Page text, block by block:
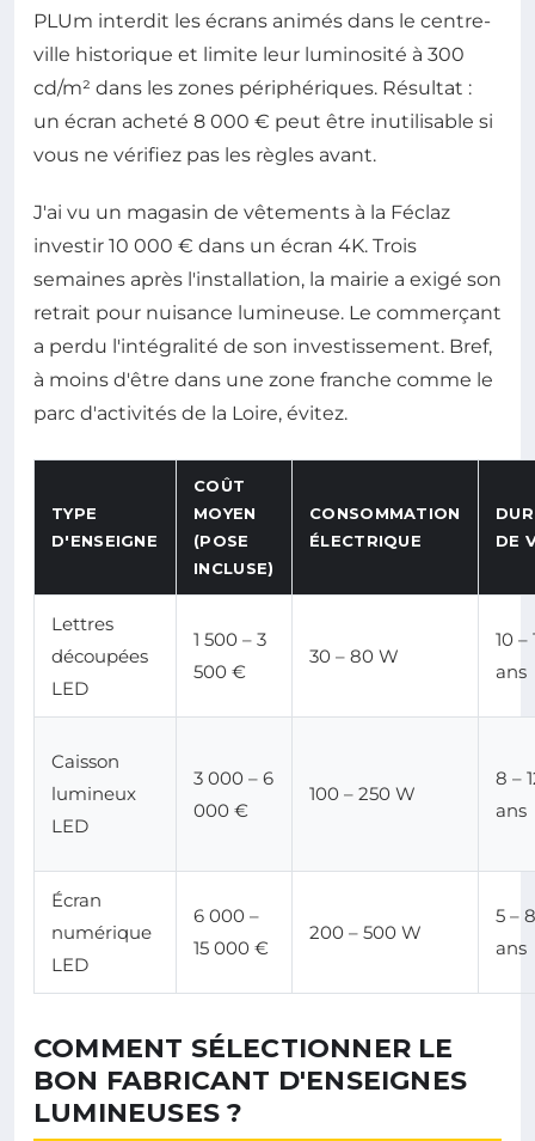
PLUm interdit les écrans animés dans le centre-
ville historique et limite leur luminosité à 300
cd/m² dans les zones périphériques. Résultat :
un écran acheté 8 000 € peut être inutilisable si
vous ne vérifiez pas les règles avant.
J'ai vu un magasin de vêtements à la Féclaz
investir 10 000 € dans un écran 4K. Trois
semaines après l'installation, la mairie a exigé son
retrait pour nuisance lumineuse. Le commerçant
a perdu l'intégralité de son investissement. Bref,
à moins d'être dans une zone franche comme le
parc d'activités de la Loire, évitez.
TYPE
D'ENSEIGNE
COÛT
MOYEN
(POSE
INCLUSE)
CONSOMMATION
ÉLECTRIQUE
DE
Lettres
découpées
LED
1 500 – 3
500 €
30 – 80 W
10 –
ans
Caisson
lumineux
LED
3 000 – 6
000 €
100 – 250 W
8 –
ans
Écran
numérique
LED
6 000 –
15 000 €
200 – 500 W
5 – 8
ans
COMMENT SÉLECTIONNER LE
BON FABRICANT D'ENSEIGNES
LUMINEUSES ?